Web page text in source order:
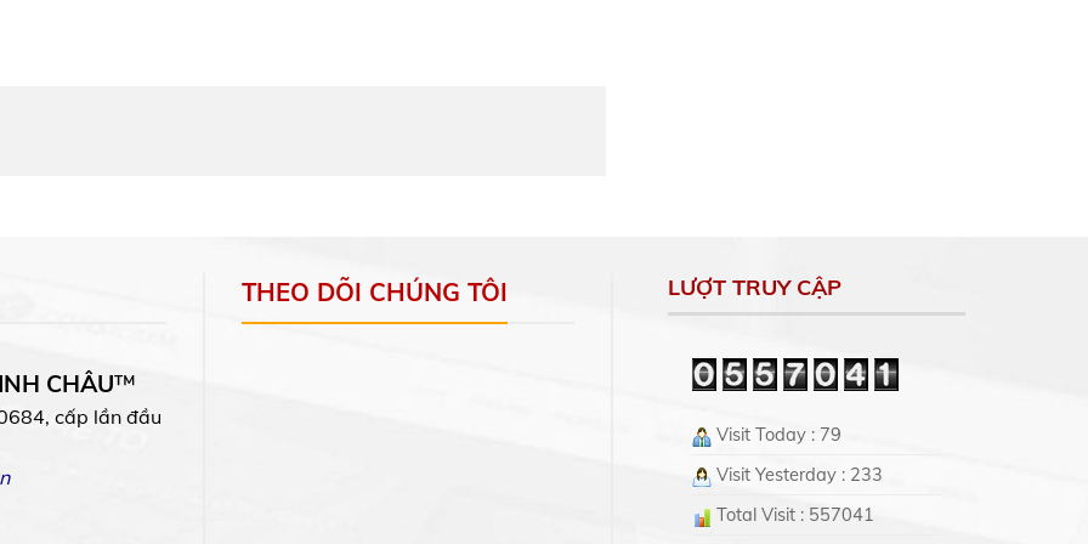
CHÂU™
cấp lần đầu
THEO DÕI CHÚNG TÔI LƯỢT TRUY CẬP
Visit Today : 79
Visit Yesterday : 233
Total Visit : 557041